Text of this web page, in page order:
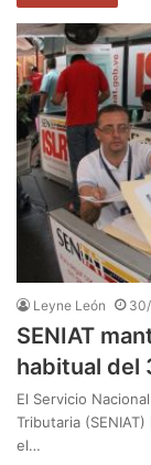
Leyne León
SENIAT
habitual del
El Servicio
Tributaria
el…